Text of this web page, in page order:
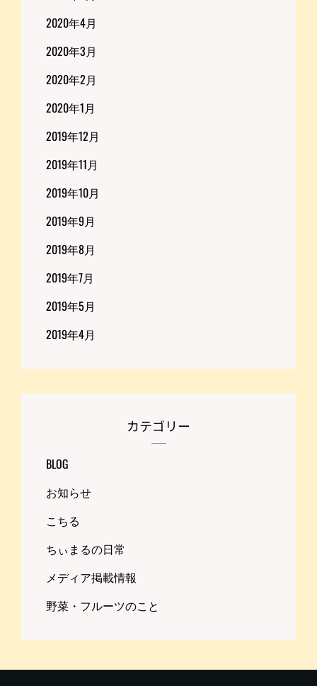
2020年4月
2020年3月
2020年2月
2020年1月
2019年12月
2019年11月
2019年10月
2019年9月
2019年8月
2019年7月
2019年5月
2019年4月
カテゴリー
BLOG
お知らせ
こちる
ちぃまるの日常
メディア掲載情報
野菜・フルーツのこと